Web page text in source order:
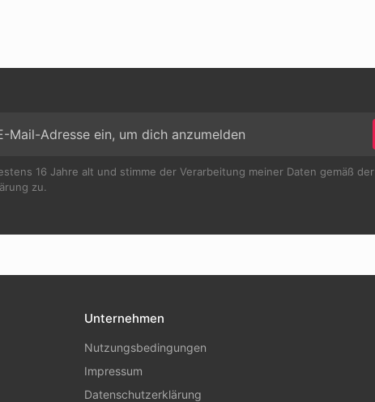
16 Jahre alt und stimme der Verarbeitung meiner Daten gemäß der
zu.
Unternehmen
Nutzungsbedingungen
Impressum
Datenschutzerklärung